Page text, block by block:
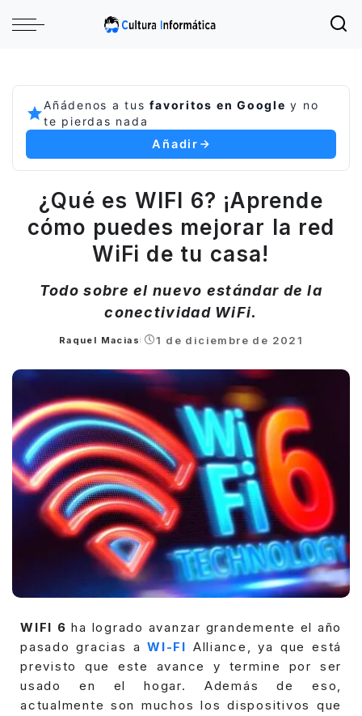
Añádenos a tusfavoritos en Google y no
te pierdas nada
Añadir
¿Qué es WIFI 6? ¡Aprende
cómo puedes mejorar la red
WiFi de tu casa!
Todo sobre el nuevo estándar de la
conectividad WiFi.
Posted
Raquel Macias 1 de diciembre de 2021
WIFI 6 ha logrado avanzar grandemente el año
pasado gracias aWI-FI Alliance, ya que está
previsto que este avance y termine por ser
usado en el hogar. Además de eso,
actualmente son muchos los dispositivos que